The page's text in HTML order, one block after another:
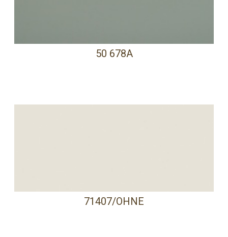
50 678A
71407/OHNE